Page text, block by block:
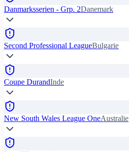
Danmarksserien - Grp. 2Danemark
Second Professional LeagueBulgarie
Coupe DurandInde
New South Wales League OneAustralie